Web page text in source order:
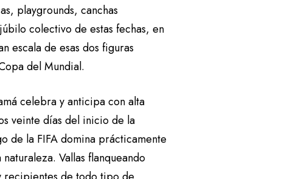
playgrounds, canchas
colectivo de estas fechas, en
escala de esas dos figuras
del Mundial.
celebra y anticipa con alta
veinte días del inicio de la
de la FIFA domina prácticamente
Vallas flanqueando